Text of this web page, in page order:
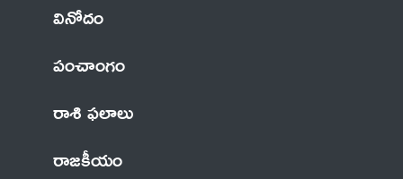
వినోదం
పంచాంగం
రాశి ఫలాలు
రాజకీయం